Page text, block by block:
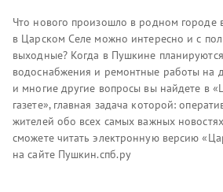
Что нового произошло в родном городе
в Царском Селе можно интересно и с
выходные? Когда в Пушкине
водоснабжения и ремонтные работы на
и многие другие вопросы вы найдете в
газете», главная задача которой:
жителей обо всех самых важных
сможете читать электронную версию
на сайте Пушкин.спб.ру